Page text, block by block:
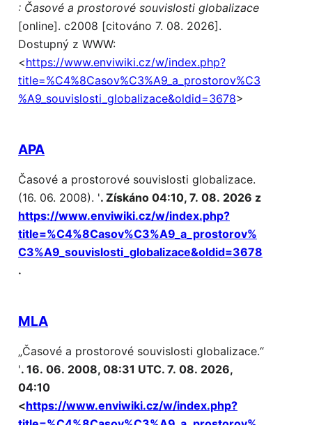
: Časové a prostorové souvislosti globalizace
[online]. c2008 [citováno 7. 08. 2026].
Dostupný z WWW:
<https://www.enviwiki.cz/w/index.php?
title=%C4%8Casov%C3%A9_a_prostorov%C3
%A9_souvislosti_globalizace&oldid=3678>
APA
Časové a prostorové souvislosti globalizace.
(16. 06. 2008). '. Získáno 04:10, 7. 08. 2026 z
https://www.enviwiki.cz/w/index.php?
title=%C4%8Casov%C3%A9_a_prostorov%
C3%A9_souvislosti_globalizace&oldid=3678
.
MLA
„Časové a prostorové souvislosti globalizace.“
'. 16. 06. 2008, 08:31 UTC. 7. 08. 2026,
04:10
<https://www.enviwiki.cz/w/index.php?